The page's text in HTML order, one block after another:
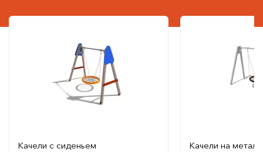
Качели с сиденьем
Качели на